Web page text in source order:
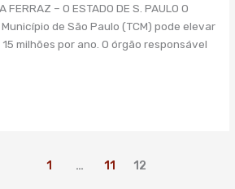
– O ESTADO DE S. PAULO O
de São Paulo (TCM) pode elevar
milhões por ano. O órgão responsável
1 … 11 12